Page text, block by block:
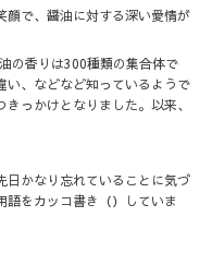
顔で、醤油に対する深い愛情が
の香りは300種類の集合体で
い、などなど知っているようで
っかけとなりました。以来、
日かなり忘れていることに気づ
語をカッコ書き（）していま